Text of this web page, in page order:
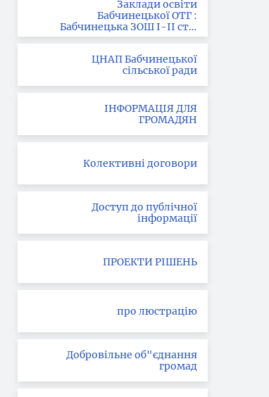
Заклади освіти
Бабчинецької ОТГ :
Бабчинецька ЗОШ І-ІІ ст. ;
Вила-Ярузька ЗОШ І-ІІІ
ЦНАП Бабчинецької
сільської ради
ІНФОРМАЦІЯ ДЛЯ
ГРОМАДЯН
Колективні договори
Доступ до публічної
інформації
ПРОЕКТИ РІШЕНЬ
про люстрацію
Добровільне об"єднання
громад